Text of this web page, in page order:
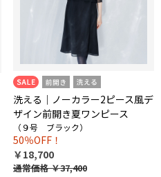
洗える｜ノーカラー2ピース風デ
ザイン前開き夏ワンピース
（９号 ブラック）
50％OFF！
￥18,700
通常価格￥37,400